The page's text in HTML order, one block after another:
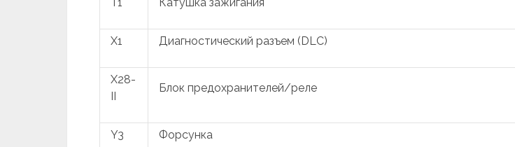
X1 Диагностический разъем (DLC)
X28-
II
Блок предохранителей/реле
Y3 Форсунка